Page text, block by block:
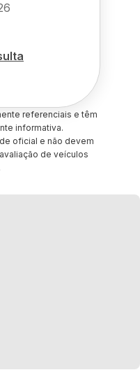
referenciais e têm
informativa.
oficial e não devem
de veículos